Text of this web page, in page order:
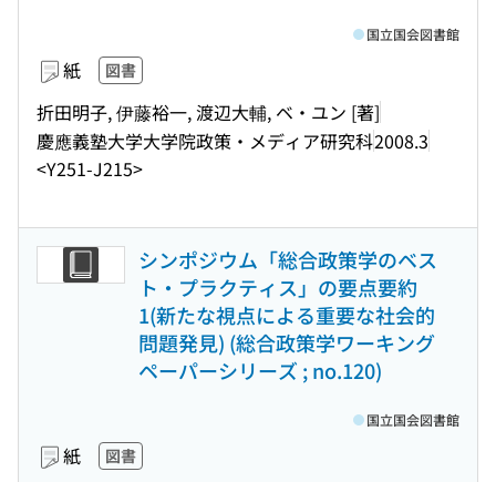
紙 図書
折田明子, 伊藤裕一, 渡辺大輔, ベ・ユン [著]
慶應義塾大学大学院政策・メディア研究科2008.3
<Y251-J215>
国立国会図書館
シンポジウム「総合政策学のベス
ト・プラクティス」の要点要約
1(新たな視点による重要な社会的
問題発見) (総合政策学ワーキング
ペーパーシリーズ ; no.120)
紙 図書
国立国会図書館